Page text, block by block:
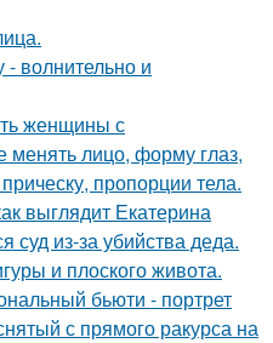
- волнительно и
женщины с
менять лицо, форму глаз,
пропорции тела.
выглядит Екатерина
суд из-за убийства деда.
и плоского живота.
бьюти - портрет
с прямого ракурса на